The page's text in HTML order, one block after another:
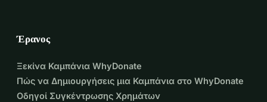
Έρανος
Ξεκίνα Καμπάνια WhyDonate
Πώς να Δημιουργήσεις μια Καμπάνια στο WhyDonate
Οδηγοί Συγκέντρωσης Χρημάτων